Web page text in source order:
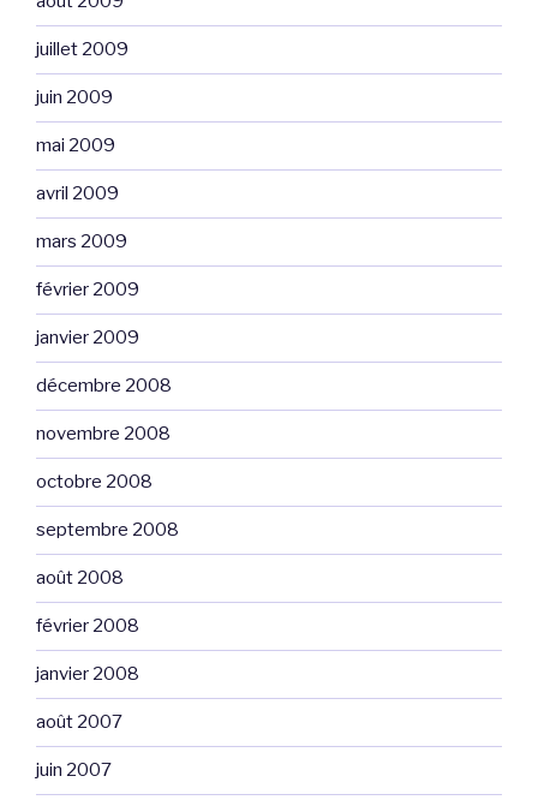
juillet 2009
juin 2009
mai 2009
avril 2009
mars 2009
février 2009
janvier 2009
décembre 2008
novembre 2008
octobre 2008
septembre 2008
août 2008
février 2008
janvier 2008
août 2007
juin 2007